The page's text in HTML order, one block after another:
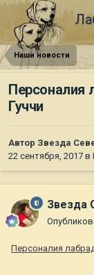
Наши новости
Персоналия
Гуччи
Автор Звезда
22 сентября, 2017 в
Звезда
Персоналия